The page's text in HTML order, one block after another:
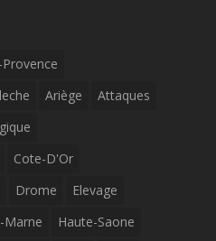
Ariège
Attaques
Cote-D'Or
Drome
Elevage
Marne
Haute-Saone